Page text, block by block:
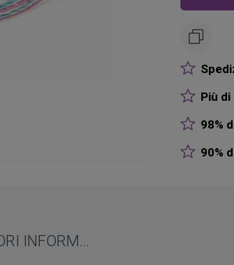
Più
98%
90%
MAGGIORI INFORMAZIONI